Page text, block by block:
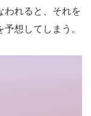
われると、それを
想してしまう。